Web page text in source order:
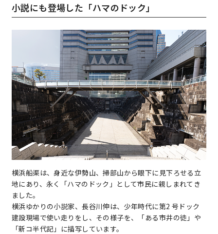
小説にも登場した「ハマのドック」
横浜船渠は、身近な伊勢山、掃部山から眼下に見下ろせる立
地にあり、永く「ハマのドック」として市民に親しまれてき
ました。
横浜ゆかりの小説家、長谷川伸は、少年時代に第2 号ドック
建設現場で使い走りをし、その様子を、「ある市井の徒」や
「新コ半代記」に描写しています。